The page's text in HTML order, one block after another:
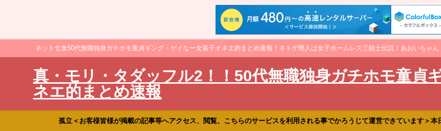
ネット乞食50代無職独身ガチホモ童貞ギング・ゲイなー女装子オネエ的まとめ速報！ネトゲ廃人は女子ホームレス三銃士伝説！あおいちゃ
真・モリ・タダッフル2！！50代無職独身ガチホモ童貞
ネエ的まとめ速報
孤立＜お客様皆様が掲載の記事等へアクセス、閲覧、こちらのサービスを利用される事でかろうじて運営できています＞